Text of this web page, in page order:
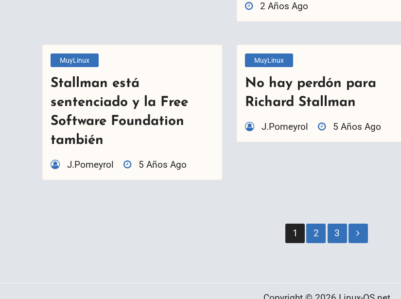
2 Años Ago
MuyLinux
Stallman está
sentenciado y la Free
Software Foundation
también
J.Pomeyrol 5 Años Ago
MuyLinux
No hay perdón para
Richard Stallman
J.Pomeyrol 5 Años Ago
Paginación
de
1 2 3